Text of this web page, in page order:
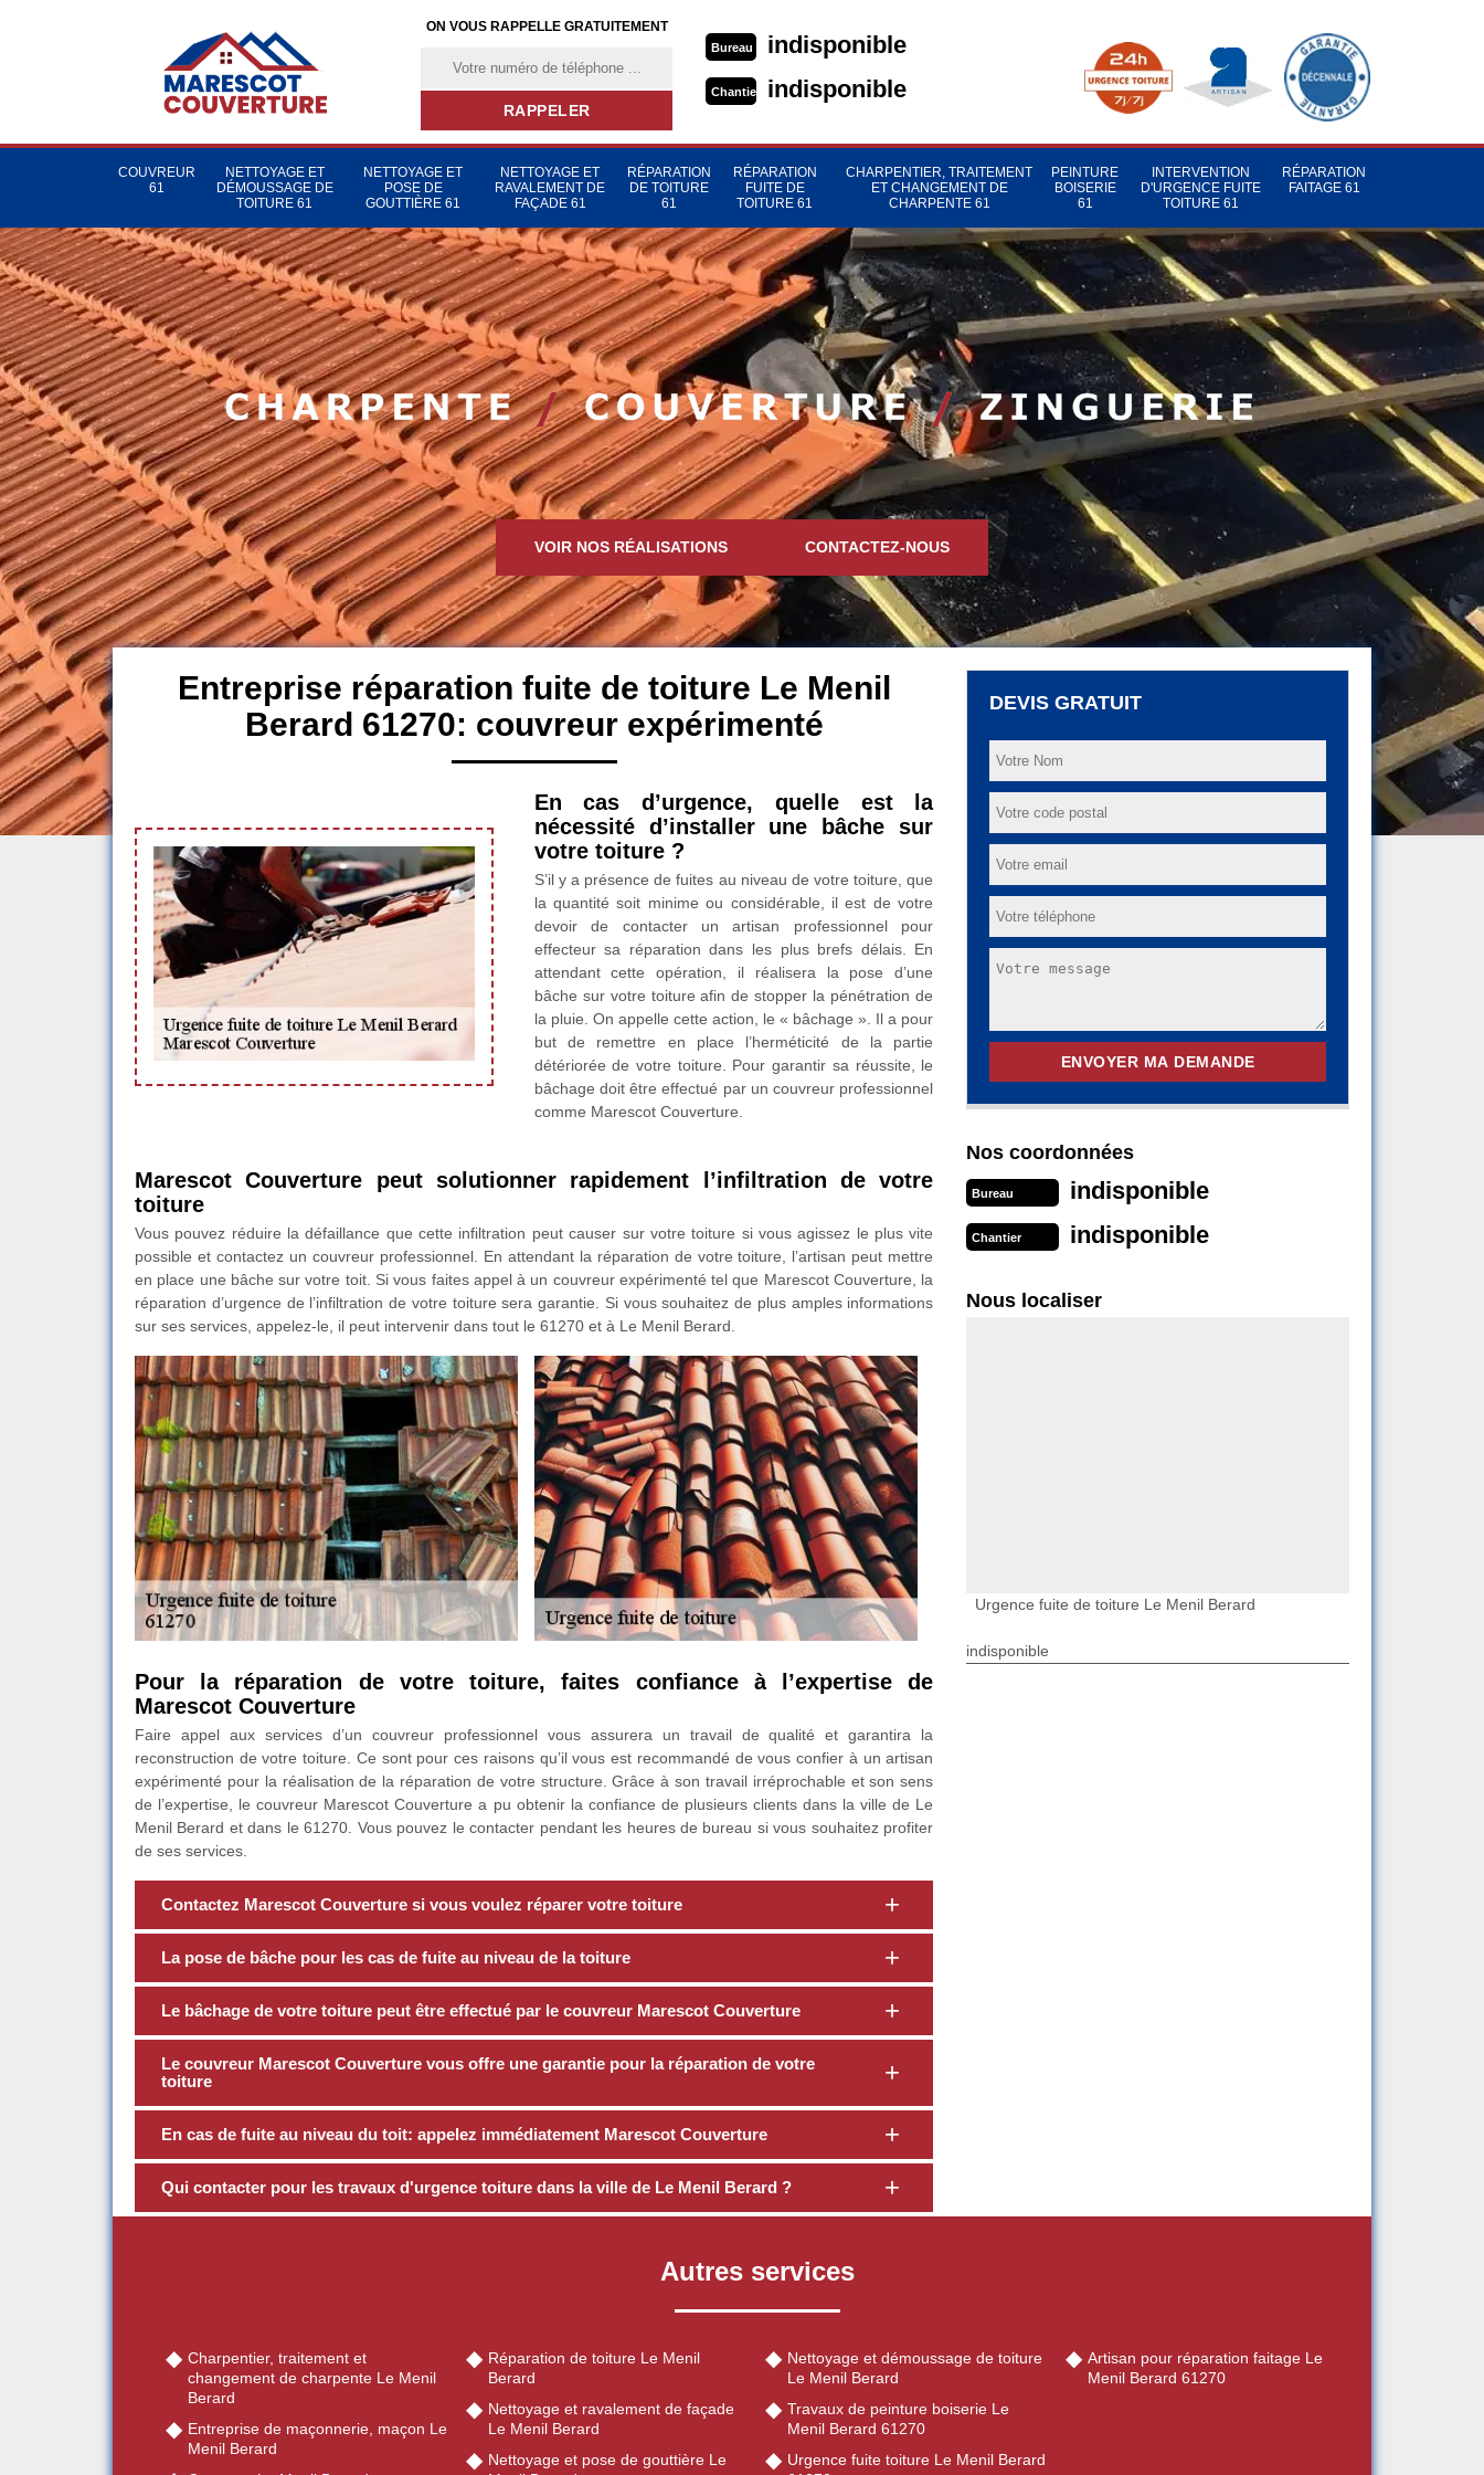
ON VOUS RAPPELLE GRATUITEMENT
Bureau indisponible
Chantier indisponible
COUVREUR
61
NETTOYAGE ET
DÉMOUSSAGE DE
TOITURE 61
NETTOYAGE ET
POSE DE
GOUTTIÈRE 61
NETTOYAGE ET
RAVALEMENT DE
FAÇADE 61
RÉPARATION
DE TOITURE
61
RÉPARATION
FUITE DE
TOITURE 61
CHARPENTIER, TRAITEMENT
ET CHANGEMENT DE
CHARPENTE 61
PEINTURE
BOISERIE
61
INTERVENTION
D'URGENCE FUITE
TOITURE 61
RÉPARATION
FAITAGE 61
VOIR NOS RÉALISATIONS CONTACTEZ-NOUS
Entreprise réparation fuite de toiture Le Menil
Berard 61270: couvreur expérimenté
En cas d’urgence, quelle est la
nécessité d’installer une bâche sur
votre toiture ?
S’il y a présence de fuites au niveau de votre toiture, que
la quantité soit minime ou considérable, il est de votre
devoir de contacter un artisan professionnel pour
effecteur sa réparation dans les plus brefs délais. En
attendant cette opération, il réalisera la pose d’une
bâche sur votre toiture afin de stopper la pénétration de
la pluie. On appelle cette action, le « bâchage ». Il a pour
but de remettre en place l’herméticité de la partie
détériorée de votre toiture. Pour garantir sa réussite, le
bâchage doit être effectué par un couvreur professionnel
comme Marescot Couverture.
Marescot Couverture peut solutionner rapidement l’infiltration de votre
toiture
Vous pouvez réduire la défaillance que cette infiltration peut causer sur votre toiture si vous agissez le plus vite
possible et contactez un couvreur professionnel. En attendant la réparation de votre toiture, l’artisan peut mettre
en place une bâche sur votre toit. Si vous faites appel à un couvreur expérimenté tel que Marescot Couverture, la
réparation d’urgence de l’infiltration de votre toiture sera garantie. Si vous souhaitez de plus amples informations
sur ses services, appelez-le, il peut intervenir dans tout le 61270 et à Le Menil Berard.
Pour la réparation de votre toiture, faites confiance à l’expertise de
Marescot Couverture
Faire appel aux services d’un couvreur professionnel vous assurera un travail de qualité et garantira la
reconstruction de votre toiture. Ce sont pour ces raisons qu’il vous est recommandé de vous confier à un artisan
expérimenté pour la réalisation de la réparation de votre structure. Grâce à son travail irréprochable et son sens
de l’expertise, le couvreur Marescot Couverture a pu obtenir la confiance de plusieurs clients dans la ville de Le
Menil Berard et dans le 61270. Vous pouvez le contacter pendant les heures de bureau si vous souhaitez profiter
de ses services.
Contactez Marescot Couverture si vous voulez réparer votre toiture
La pose de bâche pour les cas de fuite au niveau de la toiture
Le bâchage de votre toiture peut être effectué par le couvreur Marescot Couverture
Le couvreur Marescot Couverture vous offre une garantie pour la réparation de votre
toiture
En cas de fuite au niveau du toit: appelez immédiatement Marescot Couverture
Qui contacter pour les travaux d'urgence toiture dans la ville de Le Menil Berard ?
DEVIS GRATUIT
Nos coordonnées
Bureau indisponible
Chantier indisponible
Nous localiser
Urgence fuite de toiture Le Menil Berard
indisponible
Autres services
Charpentier, traitement et
changement de charpente Le Menil
Berard
Entreprise de maçonnerie, maçon Le
Menil Berard
Réparation de toiture Le Menil
Berard
Nettoyage et ravalement de façade
Le Menil Berard
Nettoyage et pose de gouttière Le
Nettoyage et démoussage de toiture
Le Menil Berard
Travaux de peinture boiserie Le
Menil Berard 61270
Urgence fuite toiture Le Menil Berard
Artisan pour réparation faitage Le
Menil Berard 61270